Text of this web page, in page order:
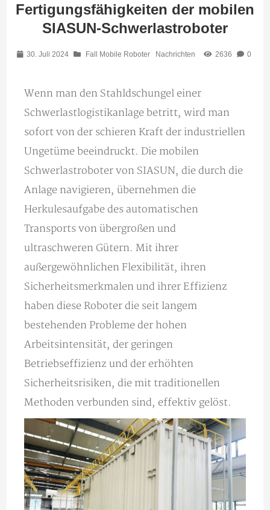
Fertigungsfähigkeiten der mobilen
SIASUN-Schwerlastroboter
30. Juli 2024 Fall Mobile Roboter Nachrichten 2636 0
Wenn man den Stahldschungel einer
Schwerlastlogistikanlage betritt, wird man
sofort von der schieren Kraft der industriellen
Ungetüme beeindruckt. Die mobilen
Schwerlastroboter von SIASUN, die durch die
Anlage navigieren, übernehmen die
Herkulesaufgabe des automatischen
Transports von übergroßen und
ultraschweren Gütern. Mit ihrer
außergewöhnlichen Flexibilität, ihren
Sicherheitsmerkmalen und ihrer Effizienz
haben diese Roboter die seit langem
bestehenden Probleme der hohen
Arbeitsintensität, der geringen
Betriebseffizienz und der erhöhten
Sicherheitsrisiken, die mit traditionellen
Methoden verbunden sind, effektiv gelöst.